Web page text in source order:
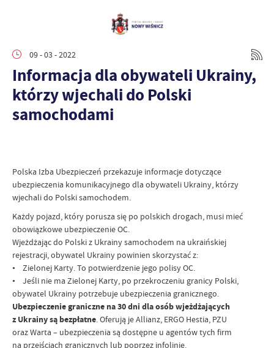
09 - 03 - 2022
Informacja dla obywateli Ukrainy,
którzy wjechali do Polski
samochodami
Polska Izba Ubezpieczeń przekazuje informacje dotyczące
ubezpieczenia komunikacyjnego dla obywateli Ukrainy, którzy
wjechali do Polski samochodem.
Każdy pojazd, który porusza się po polskich drogach, musi mieć
obowiązkowe ubezpieczenie OC.
Wjeżdżając do Polski z Ukrainy samochodem na ukraińskiej
rejestracji, obywatel Ukrainy powinien skorzystać z:
• Zielonej Karty. To potwierdzenie jego polisy OC.
• Jeśli nie ma Zielonej Karty, po przekroczeniu granicy Polski,
obywatel Ukrainy potrzebuje ubezpieczenia granicznego.
Ubezpieczenie graniczne na 30 dni dla osób wjeżdżających
z Ukrainy są bezpłatne. Oferują je Allianz, ERGO Hestia, PZU
oraz Warta – ubezpieczenia są dostępne u agentów tych firm
na przejściach granicznych lub poprzez infolinię.